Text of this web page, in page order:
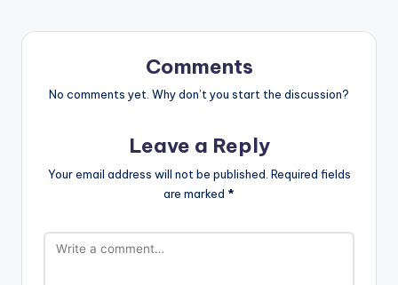
Comments
No comments yet. Why don’t you start the discussion?
Leave a Reply
Your email address will not be published. Required fields
are marked *